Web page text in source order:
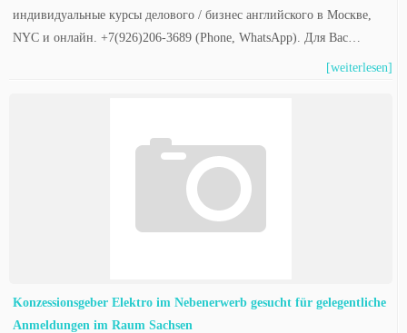
индивидуальные курсы делового / бизнес английского в Москве,
NYC и онлайн. +7(926)206-3689 (Phone, WhatsApp). Для Вас…
[weiterlesen]
Konzessionsgeber Elektro im Nebenerwerb gesucht für gelegentliche
Anmeldungen im Raum Sachsen